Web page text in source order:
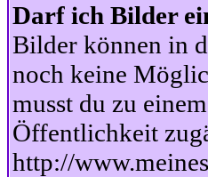
Darf ich Bilder
Bilder können in
noch keine
musst du zu
Öffentlichkeit
http://